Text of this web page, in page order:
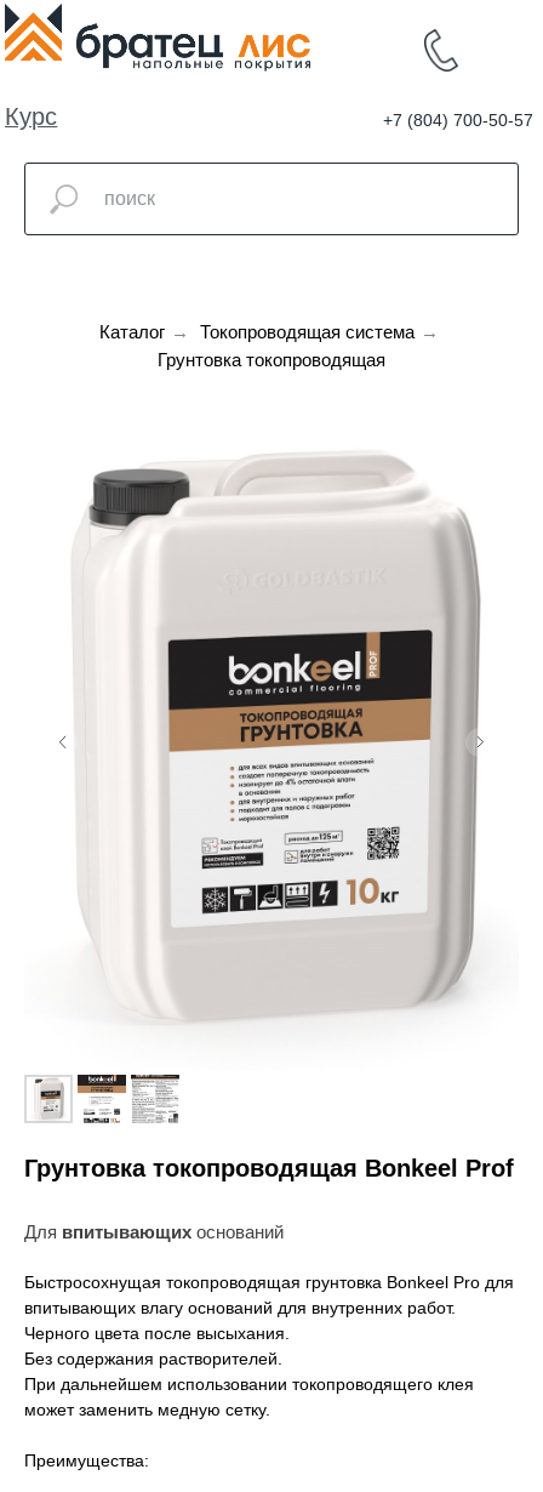
валют
Каталог → Токопроводящая система →
Грунтовка токопроводящая
Грунтовка токопроводящая Bonkeel Prof
Для впитывающих оснований
Быстросохнущая токопроводящая грунтовка Bonkeel Pro для
впитывающих влагу оснований для внутренних работ.
Черного цвета после высыхания.
Без содержания растворителей.
При дальнейшем использовании токопроводящего клея
может заменить медную сетку.
Преимущества: